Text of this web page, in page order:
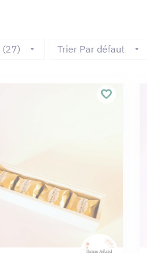
(27) Trier Par défaut